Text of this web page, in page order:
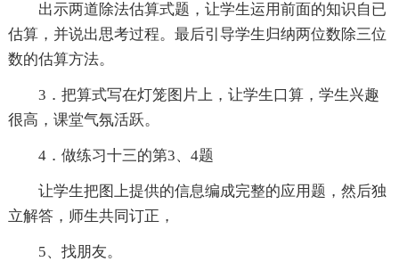
出示两道除法估算式题，让学生运用前面的知识自已
估算，并说出思考过程。最后引导学生归纳两位数除三位
数的估算方法。
3．把算式写在灯笼图片上，让学生口算，学生兴趣
很高，课堂气氛活跃。
4．做练习十三的第3、4题
让学生把图上提供的信息编成完整的应用题，然后独
立解答，师生共同订正，
5、找朋友。